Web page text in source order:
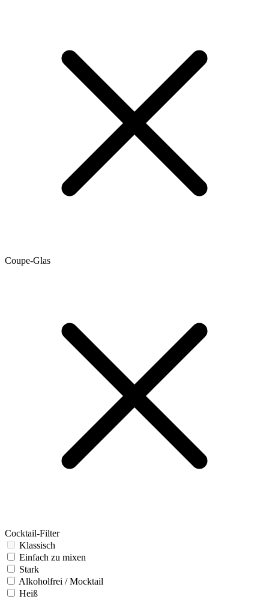
Coupe-Glas
Cocktail-Filter
Klassisch
Einfach zu mixen
Stark
Alkoholfrei / Mocktail
Heiß